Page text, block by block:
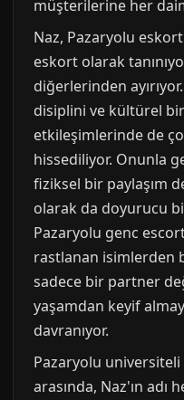
müşterilerine her
Naz, Pazaryolu
eskort olarak
diğerlerinden
disiplini ve kültürel
etkileşimlerinde de
hissediliyor. Onunla
fiziksel bir paylaşım
olarak da doyurucu
Pazaryolu genc
rastlanan isimlerden
sadece bir partner
yaşamdan keyif
davranıyor.
Pazaryolu universiteli
arasında, Naz'ın adı